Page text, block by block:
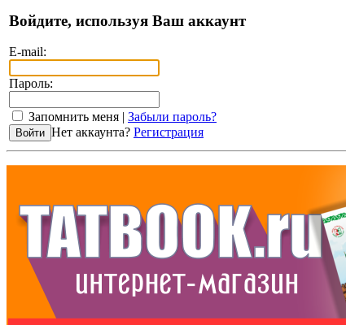
Войдите, используя Ваш аккаунт
E-mail:
Пароль:
Запомнить меня | Забыли пароль?
Нет аккаунта? Регистрация